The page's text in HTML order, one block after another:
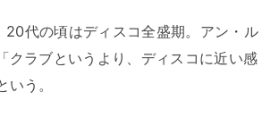
代の頃はディスコ全盛期。アン・ル
クラブというより、ディスコに近い感
う。